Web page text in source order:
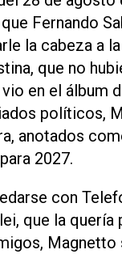
Fernando
la cabeza a
que no
en el álbum
políticos,
anotados
2027.
con
que la quería